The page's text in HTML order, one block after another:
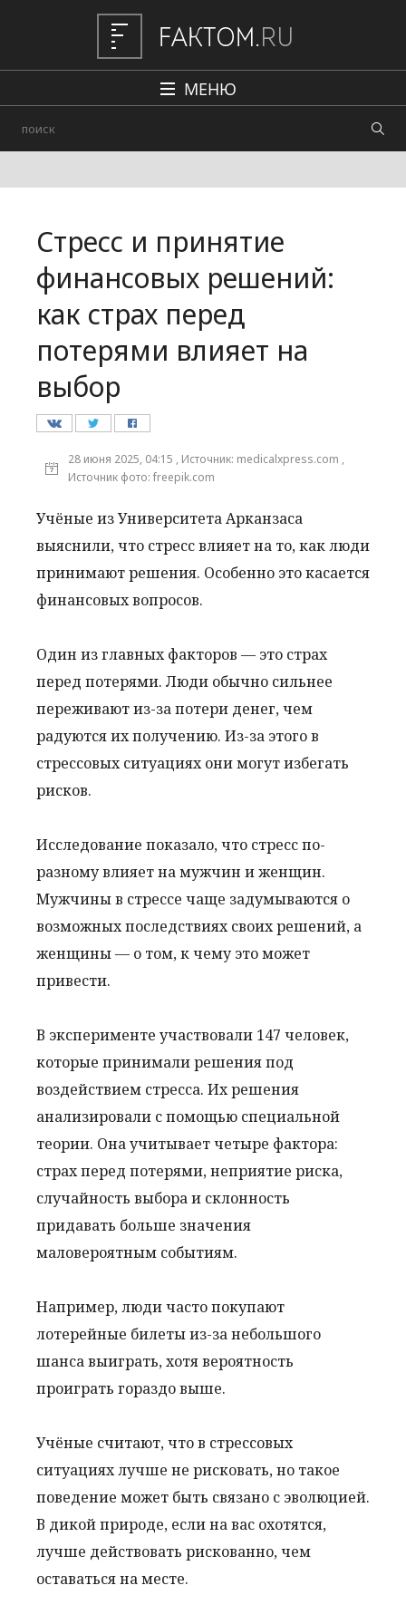
МЕНЮ
Авто
Происшествия
Редакция
Стресс и принятие
финансовых решений:
как страх перед
потерями влияет на
выбор
28 июня 2025, 04:15 , Источник: medicalxpress.com ,
Источник фото: freepik.com
Учёные из Университета Арканзаса
выяснили, что стресс влияет на то, как люди
принимают решения. Особенно это касается
финансовых вопросов.
Один из главных факторов — это страх
перед потерями. Люди обычно сильнее
переживают из-за потери денег, чем
радуются их получению. Из-за этого в
стрессовых ситуациях они могут избегать
рисков.
Исследование показало, что стресс по-
разному влияет на мужчин и женщин.
Мужчины в стрессе чаще задумываются о
возможных последствиях своих решений, а
женщины — о том, к чему это может
привести.
В эксперименте участвовали 147 человек,
которые принимали решения под
воздействием стресса. Их решения
анализировали с помощью специальной
теории. Она учитывает четыре фактора:
страх перед потерями, неприятие риска,
случайность выбора и склонность
придавать больше значения
маловероятным событиям.
Например, люди часто покупают
лотерейные билеты из-за небольшого
шанса выиграть, хотя вероятность
проиграть гораздо выше.
Учёные считают, что в стрессовых
ситуациях лучше не рисковать, но такое
поведение может быть связано с эволюцией.
В дикой природе, если на вас охотятся,
лучше действовать рискованно, чем
оставаться на месте.